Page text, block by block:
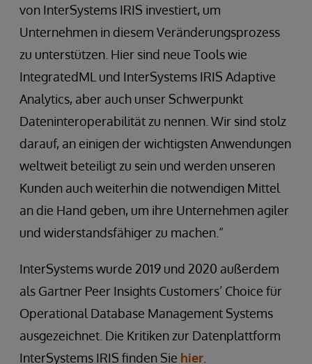
von InterSystems IRIS investiert, um
Unternehmen in diesem Veränderungsprozess
zu unterstützen. Hier sind neue Tools wie
IntegratedML und InterSystems IRIS Adaptive
Analytics, aber auch unser Schwerpunkt
Dateninteroperabilität zu nennen. Wir sind stolz
darauf, an einigen der wichtigsten Anwendungen
weltweit beteiligt zu sein und werden unseren
Kunden auch weiterhin die notwendigen Mittel
an die Hand geben, um ihre Unternehmen agiler
und widerstandsfähiger zu machen.“
InterSystems wurde 2019 und 2020 außerdem
als Gartner Peer Insights Customers’ Choice für
Operational Database Management Systems
ausgezeichnet. Die Kritiken zur Datenplattform
InterSystems IRIS finden Sie hier